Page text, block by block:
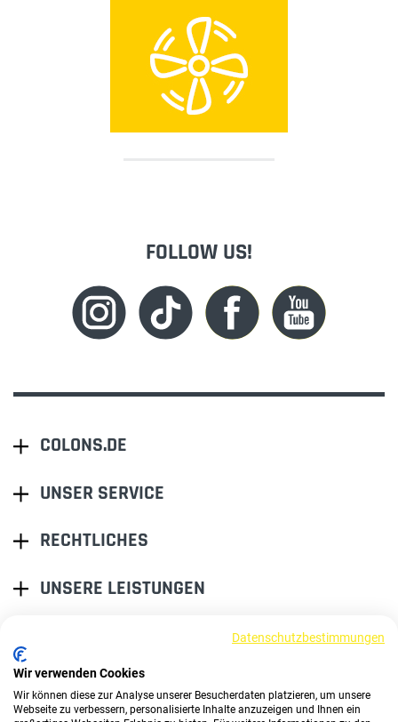
FOLLOW US!
COLONS.DE
UNSER SERVICE
RECHTLICHES
UNSERE LEISTUNGEN
ALLES BEI EINEM.
Datenschutzbestimmungen
Wir verwenden Cookies
Wir können diese zur Analyse unserer Besucherdaten platzieren, um unsere
Webseite zu verbessern, personalisierte Inhalte anzuzeigen und Ihnen ein